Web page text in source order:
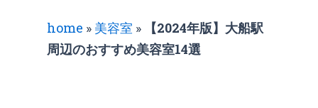
home » 美容室 »
【2024年版】大船駅
周辺のおすすめ美容室14選